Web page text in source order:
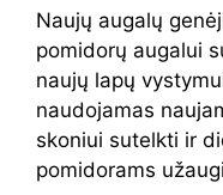
Naujų augalų
pomidorų augalui
naujų lapų
naudojamas
skoniui sutelkti ir
pomidorams